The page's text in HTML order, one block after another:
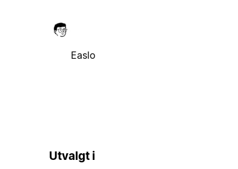
Easlo
Utvalgt i